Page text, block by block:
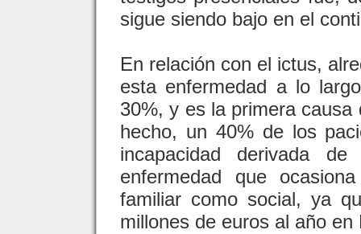
sigue siendo bajo en el
En relación con el ictus,
esta enfermedad a lo
30%, y es la primera
hecho, un 40% de los
incapacidad derivada
enfermedad que
familiar como social, ya
millones de euros al año en